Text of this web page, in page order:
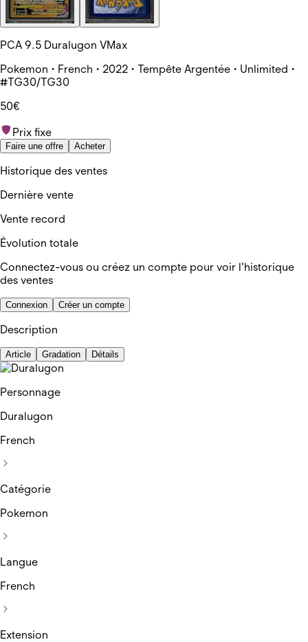
PCA 9.5 Duralugon VMax
Pokemon • French • 2022 • Tempête Argentée • Unlimited •
#TG30/TG30
50€
Prix fixe
Faire une offre Acheter
Historique des ventes
Dernière vente
Vente record
Évolution totale
Connectez-vous ou créez un compte pour voir l'historique
des ventes
Connexion Créer un compte
Description
Article Gradation Détails
Personnage
Duralugon
French
Catégorie
Pokemon
Langue
French
Extension